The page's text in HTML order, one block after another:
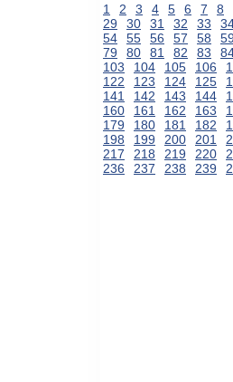
1 2 3 4 5 6 7
8
29
30 31 32 33
54
55 56 57 58
79
80 81 82 83
103
104 105 106
122
123 124 125
141
142 143 144
160
161 162 163
179
180 181 182
198
199 200 201
217
218 219 220
236
237 238 239